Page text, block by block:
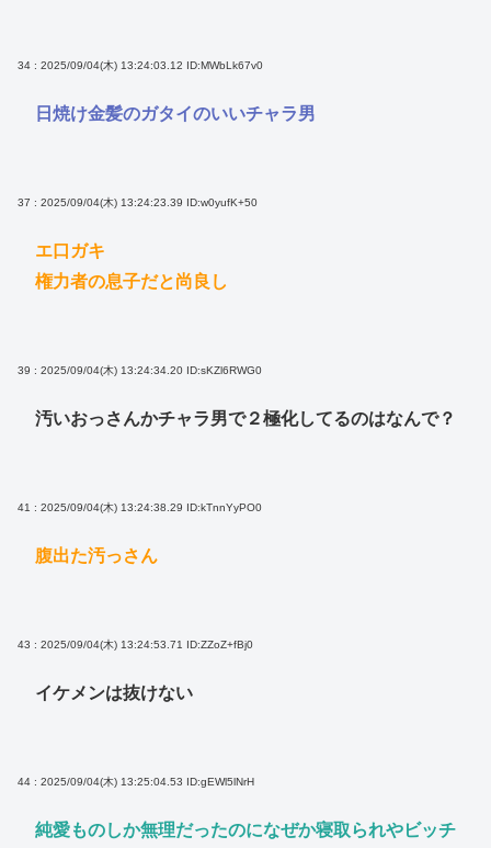
34 : 2025/09/04(木) 13:24:03.12 ID:MWbLk67v0
日焼け金髪のガタイのいいチャラ男
37 : 2025/09/04(木) 13:24:23.39 ID:w0yufK+50
エ口ガキ
権力者の息子だと尚良し
39 : 2025/09/04(木) 13:24:34.20 ID:sKZl6RWG0
汚いおっさんかチャラ男で２極化してるのはなんで？
41 : 2025/09/04(木) 13:24:38.29 ID:kTnnYyPO0
腹出た汚っさん
43 : 2025/09/04(木) 13:24:53.71 ID:ZZoZ+fBj0
イケメンは抜けない
44 : 2025/09/04(木) 13:25:04.53 ID:gEWl5lNrH
純愛ものしか無理だったのになぜか寝取られやビッチ